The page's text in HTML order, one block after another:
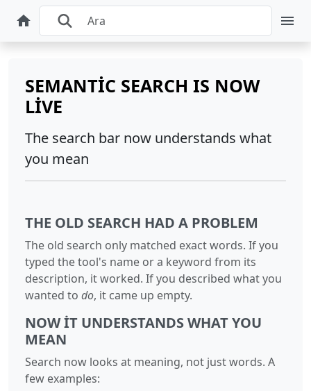
SEMANTIC SEARCH IS NOW
LIVE
The search bar now understands what
you mean
THE OLD SEARCH HAD A PROBLEM
The old search only matched exact words. If you
typed the tool's name or a keyword from its
description, it worked. If you described what you
wanted to do, it came up empty.
NOW IT UNDERSTANDS WHAT YOU
MEAN
Search now looks at meaning, not just words. A
few examples: